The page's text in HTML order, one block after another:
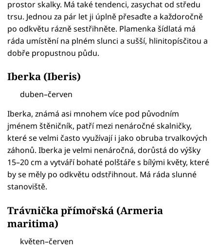
prostor skalky. Má také tendenci, zasychat od středu
trsu. Jednou za pár let ji úplně přesaďte a každoročně
po odkvětu rázně sestřihněte. Plamenka šídlatá má
ráda umístění na plném slunci a sušší, hlinitopísčitou a
dobře propustnou půdu.
Iberka (Iberis)
duben–červen
Iberka, známá asi mnohem více pod původním
jménem štěničník, patří mezi nenáročné skalničky,
které se velmi často využívají i jako obruba trvalkových
záhonů. Iberka je velmi nenáročná, dorůstá do výšky
15–20 cm a vytváří bohaté polštáře s bílými květy, které
by se měly po odkvětu odstřihnout. Má ráda slunné
stanoviště.
Trávnička přímořská (Armeria
maritima)
květen–červen